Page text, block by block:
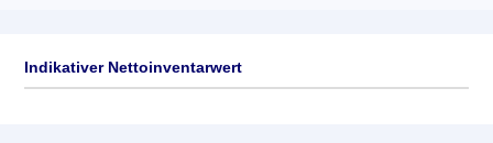
Indikativer Nettoinventarwert